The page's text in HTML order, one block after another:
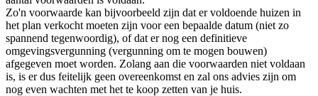
Zo'n voorwaarde kan bijvoorbeeld zijn dat er voldoende huizen in
het plan verkocht moeten zijn voor een bepaalde datum (niet zo
spannend tegenwoordig), of dat er nog een definitieve
omgevingsvergunning (vergunning om te mogen bouwen)
afgegeven moet worden. Zolang aan die voorwaarden niet voldaan
is, is er dus feitelijk geen overeenkomst en zal ons advies zijn om
nog even wachten met het te koop zetten van je huis.